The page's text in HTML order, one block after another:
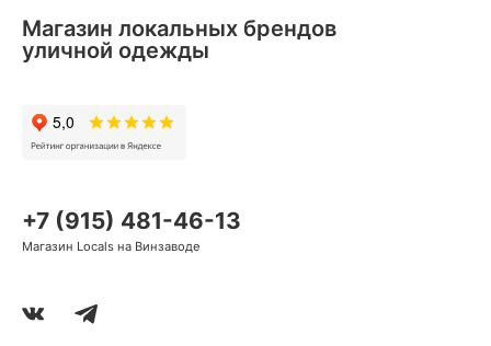
+7 (915) 481-46-13
Магазин Locals на Винзаводе
Магазин локальных брендов
уличной одежды